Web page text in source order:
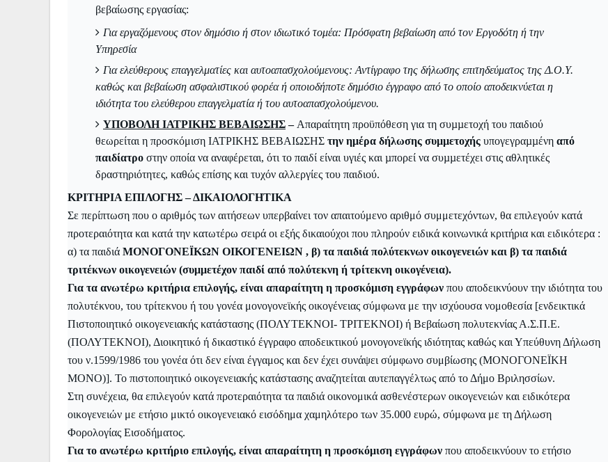
βεβαίωσης εργασίας:
Για εργαζόμενους στον δημόσιο ή στον ιδιωτικό τομέα: Πρόσφατη βεβαίωση από τον Εργοδότη ή την
Υπηρεσία
Για ελεύθερους επαγγελματίες και αυτοαπασχολούμενους: Αντίγραφο της δήλωσης επιτηδεύματος της Δ.Ο.Υ.
καθώς και βεβαίωση ασφαλιστικού φορέα ή οποιοδήποτε δημόσιο έγγραφο από το οποίο αποδεικνύεται η
ιδιότητα του ελεύθερου επαγγελματία ή του αυτοαπασχολούμενου.
ΥΠΟΒΟΛΗ ΙΑΤΡΙΚΗΣ ΒΕΒΑΙΩΣΗΣ – Απαραίτητη προϋπόθεση για τη συµµετοχή του παιδιού
θεωρείται η προσκόμιση ΙΑΤΡΙΚΗΣ ΒΕΒΑΙΩΣΗΣ την ημέρα δήλωσης συµµετοχής υπογεγραµµένη από
παιδίατρο στην οποία να αναφέρεται, ότι το παιδί είναι υγιές και µπορεί να συµµετέχει στις αθλητικές
δραστηριότητες, καθώς επίσης και τυχόν αλλεργίες του παιδιού.
ΚΡΙΤΗΡΙΑ ΕΠΙΛΟΓΗΣ – ΔΙΚΑΙΟΛΟΓΗΤΙΚΑ
Σε περίπτωση που ο αριθμός των αιτήσεων υπερβαίνει τον απαιτούμενο αριθμό συμμετεχόντων, θα επιλεγούν κατά
προτεραιότητα και κατά την κατωτέρω σειρά οι εξής δικαιούχοι που πληρούν ειδικά κοινωνικά κριτήρια και ειδικότερα :
α) τα παιδιά ΜΟΝΟΓΟΝΕΪΚΩΝ ΟΙΚΟΓΕΝΕΙΩΝ , β) τα παιδιά πολύτεκνων οικογενειών και β) τα παιδιά
τριτέκνων οικογενειών (συμμετέχον παιδί από πολύτεκνη ή τρίτεκνη οικογένεια).
Για τα ανωτέρω κριτήρια επιλογής, είναι απαραίτητη η προσκόμιση εγγράφων που αποδεικνύουν την ιδιότητα του
πολυτέκνου, του τρίτεκνου ή του γονέα μονογονεϊκής οικογένειας σύμφωνα με την ισχύουσα νομοθεσία [ενδεικτικά
Πιστοποιητικό οικογενειακής κατάστασης (ΠΟΛΥΤΕΚΝΟΙ- ΤΡΙΤΕΚΝΟΙ) ή Βεβαίωση πολυτεκνίας Α.Σ.Π.Ε.
(ΠΟΛΥΤΕΚΝΟΙ), Διοικητικό ή δικαστικό έγγραφο αποδεικτικού μονογονεϊκής ιδιότητας καθώς και Υπεύθυνη Δήλωση
του ν.1599/1986 του γονέα ότι δεν είναι έγγαμος και δεν έχει συνάψει σύμφωνο συμβίωσης (ΜΟΝΟΓΟΝΕΪΚΗ
ΜΟΝΟ)]. Το πιστοποιητικό οικογενειακής κατάστασης αναζητείται αυτεπαγγέλτως από το Δήμο Βριλησσίων.
Στη συνέχεια, θα επιλεγούν κατά προτεραιότητα τα παιδιά οικονομικά ασθενέστερων οικογενειών και ειδικότερα
οικογενειών με ετήσιο μικτό οικογενειακό εισόδημα χαμηλότερο των 35.000 ευρώ, σύμφωνα με τη Δήλωση
Φορολογίας Εισοδήματος.
Για το ανωτέρω κριτήριο επιλογής, είναι απαραίτητη η προσκόμιση εγγράφων που αποδεικνύουν το ετήσιο